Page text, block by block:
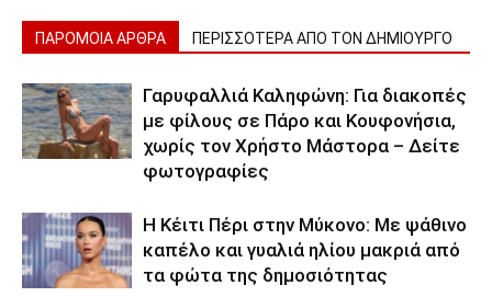
ΠΑΡΟΜΟΙΑ ΑΡΘΡΑ ΠΕΡΙΣΣΟΤΕΡΑ ΑΠΟ ΤΟΝ ΔΗΜΙΟΥΡΓΟ
Γαρυφαλλιά Καληφώνη: Για διακοπές
με φίλους σε Πάρο και Κουφονήσια,
χωρίς τον Χρήστο Μάστορα – Δείτε
φωτογραφίες
Η Κέιτι Πέρι στην Μύκονο: Με ψάθινο
καπέλο και γυαλιά ηλίου μακριά από
τα φώτα της δημοσιότητας